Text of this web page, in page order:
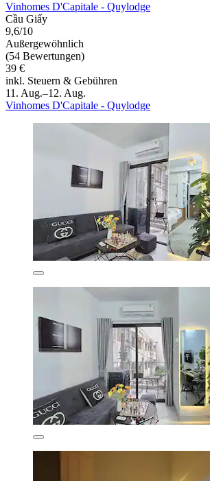
Vinhomes D'Capitale - Quylodge
Cầu Giấy
9,6/10
Außergewöhnlich
(54 Bewertungen)
39 €
inkl. Steuern & Gebühren
11. Aug.–12. Aug.
Vinhomes D'Capitale - Quylodge